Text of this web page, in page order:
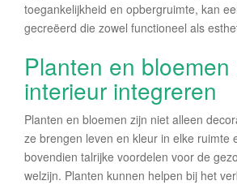
toegankelijkheid en opbergruimte, kan
gecreëerd die zowel functioneel als
Planten en
interieur integreren
Planten en bloemen zijn niet alleen
ze brengen leven en kleur in elke ruimte
bovendien talrijke voordelen voor de
welzijn. Planten kunnen helpen bij het